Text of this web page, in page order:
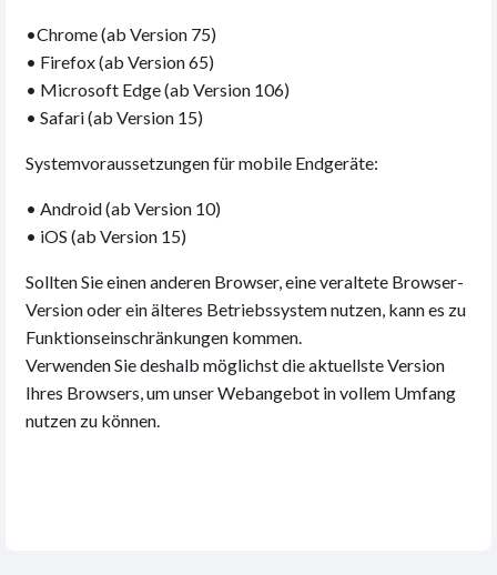
•Chrome (ab Version 75)
• Firefox (ab Version 65)
• Microsoft Edge (ab Version 106)
• Safari (ab Version 15)
Systemvoraussetzungen für mobile Endgeräte:
• Android (ab Version 10)
• iOS (ab Version 15)
Sollten Sie einen anderen Browser, eine veraltete Browser-
Version oder ein älteres Betriebssystem nutzen, kann es zu
Funktionseinschränkungen kommen.
Verwenden Sie deshalb möglichst die aktuellste Version
Ihres Browsers, um unser Webangebot in vollem Umfang
nutzen zu können.